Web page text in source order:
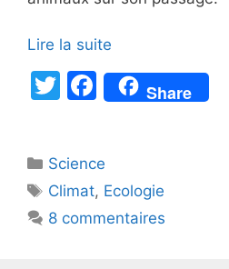
Lire la suite
T
er
F
a
e
b
o
Share
Catégories
Science
Étiquettes
Climat, Ecologie
8 commentaires